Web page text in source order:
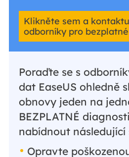
Klikněte sem a
odborníky pro
Poraďte se s
dat EaseUS ohledně
obnovy jeden na
BEZPLATNÉ
nabídnout následující
Opravte